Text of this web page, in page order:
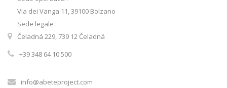
Via dei Vanga 11, 39100 Bolzano
Sede legale :
Čeladná 229, 739 12 Čeladná
+39 348 64 10 500
info@abeteproject.com